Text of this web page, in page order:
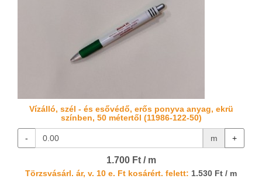
Vízálló, szél - és esővédő, erős ponyva anyag, ekrü
színben, 50 métertől (11986-122-50)
- m +
1.700 Ft / m
Törzsvásárl. ár, v. 10 e. Ft kosárért. felett: 1.530 Ft / m